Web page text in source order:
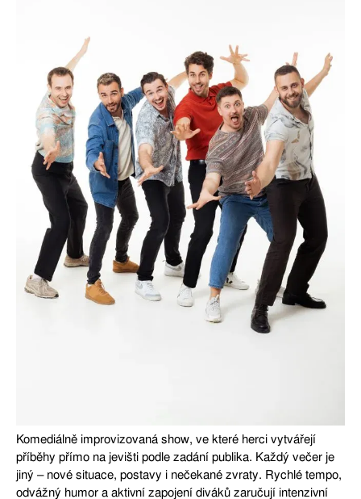
Komediálně improvizovaná show, ve které herci vytvářejí
příběhy přímo na jevišti podle zadání publika. Každý večer je
jiný – nové situace, postavy i nečekané zvraty. Rychlé tempo,
odvážný humor a aktivní zapojení diváků zaručují intenzivní